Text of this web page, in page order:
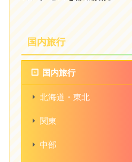
国内旅行
国内旅行
北海道・東北
関東
中部